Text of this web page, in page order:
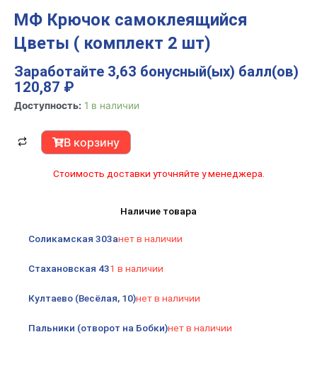
МФ Крючок самоклеящийся
Цветы ( комплект 2 шт)
Заработайте 3,63 бонусный(ых) балл(ов)
120,87 ₽
Доступность: 1 в наличии
Количество
МФ
Крючок
шт)
В корзину
Стоимость доставки уточняйте у менеджера.
Наличие товара
Соликамская 303анет в наличии
Стахановская 431 в наличии
Култаево (Весёлая, 10)нет в наличии
Пальники (отворот на Бобки)нет в наличии